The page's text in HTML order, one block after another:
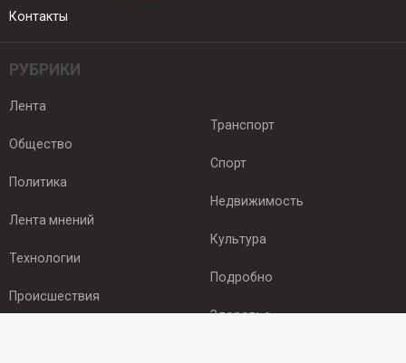
Контакты
РУБРИКИ
Лента
Общество
Политика
Лента мнений
Технологии
Происшествия
Транспорт
Спорт
Недвижимость
Культура
Подробно
Здоровье